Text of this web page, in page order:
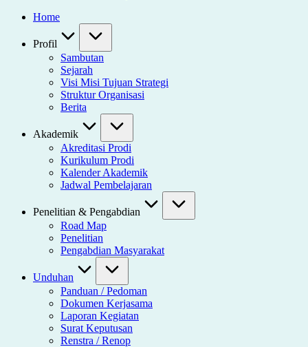
Home
Profil
Sambutan
Sejarah
Visi Misi Tujuan Strategi
Struktur Organisasi
Berita
Akademik
Akreditasi Prodi
Kurikulum Prodi
Kalender Akademik
Jadwal Pembelajaran
Penelitian & Pengabdian
Road Map
Penelitian
Pengabdian Masyarakat
Unduhan
Panduan / Pedoman
Dokumen Kerjasama
Laporan Kegiatan
Surat Keputusan
Renstra / Renop